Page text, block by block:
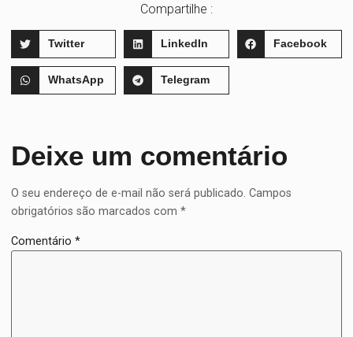
Compartilhe :
Twitter LinkedIn Facebook
WhatsApp Telegram
Deixe um comentário
O seu endereço de e-mail não será publicado. Campos
obrigatórios são marcados com*
Comentário*